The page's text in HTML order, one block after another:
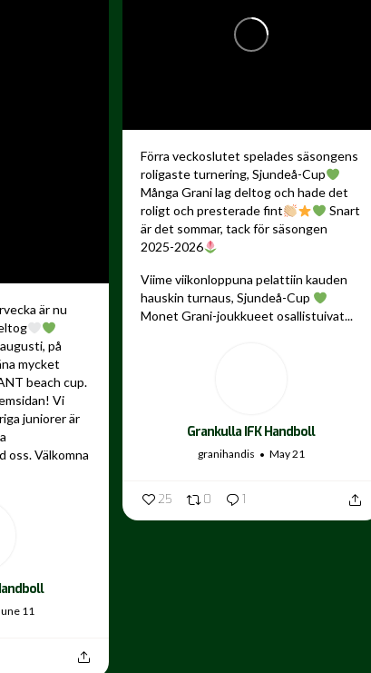
är nu
på
mycket
beach cup.
Vi
juniorer är
oss. Välkomna
11
Förra veckoslutet spelades säsongens
roligaste turnering, Sjundeå-Cup
Många Grani lag deltog och hade det
roligt och presterade fint
Snart
är det sommar, tack för säsongen
2025-2026
Viime viikonloppuna pelattiin kauden
hauskin turnaus, Sjundeå-Cup
Monet Grani-joukkueet osallistuivat...
Grankulla IFK Handboll
granihandis May 21
25 0 1